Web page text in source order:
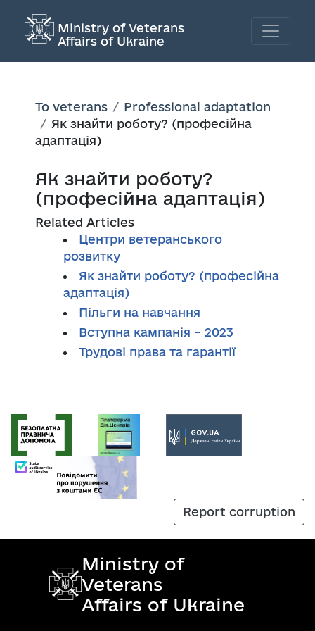
Ministry of Veterans
Affairs of Ukraine
To veterans
Professional adaptation
Як знайти роботу? (професійна
адаптація)
Як знайти роботу?
(професійна адаптація)
Related Articles
Центри ветеранського
розвитку
Як знайти роботу? (професійна
адаптація)
Пільги на навчання
Вступна кампанія – 2023
Трудові права та гарантії
Report corruption
Ministry of
Veterans
Affairs of Ukraine